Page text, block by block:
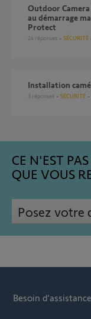
Outdoor Camera 2 (1875326A) : LED bleue clignotante, bip
au démarrage
Protect
24 réponses SÉCURITÉ
Installation
3 réponses SÉCURITÉ
CE N'EST PAS
QUE VOUS
Posez votre
Besoin